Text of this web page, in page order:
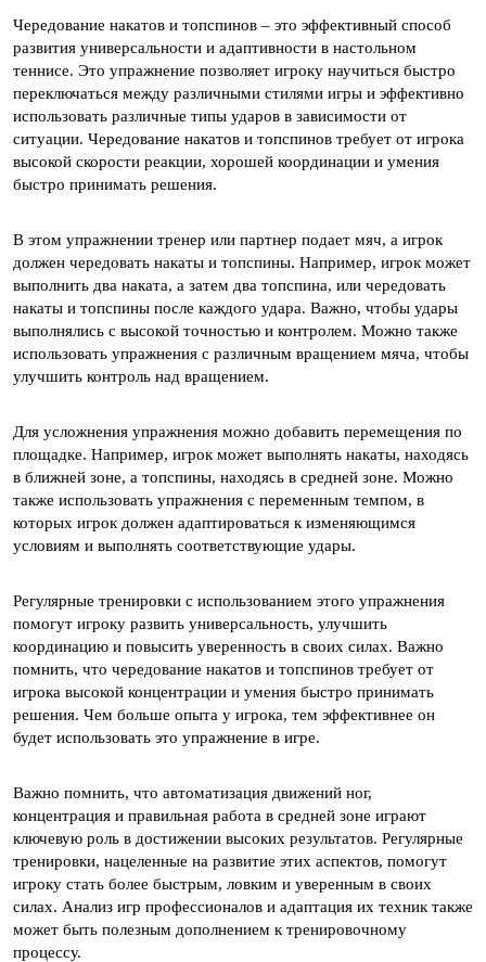
Чередование накатов и топспинов – это эффективный способ
развития универсальности и адаптивности в настольном
теннисе. Это упражнение позволяет игроку научиться быстро
переключаться между различными стилями игры и эффективно
использовать различные типы ударов в зависимости от
ситуации. Чередование накатов и топспинов требует от игрока
высокой скорости реакции, хорошей координации и умения
быстро принимать решения.
В этом упражнении тренер или партнер подает мяч, а игрок
должен чередовать накаты и топспины. Например, игрок может
выполнить два наката, а затем два топспина, или чередовать
накаты и топспины после каждого удара. Важно, чтобы удары
выполнялись с высокой точностью и контролем. Можно также
использовать упражнения с различным вращением мяча, чтобы
улучшить контроль над вращением.
Для усложнения упражнения можно добавить перемещения по
площадке. Например, игрок может выполнять накаты, находясь
в ближней зоне, а топспины, находясь в средней зоне. Можно
также использовать упражнения с переменным темпом, в
которых игрок должен адаптироваться к изменяющимся
условиям и выполнять соответствующие удары.
Регулярные тренировки с использованием этого упражнения
помогут игроку развить универсальность, улучшить
координацию и повысить уверенность в своих силах. Важно
помнить, что чередование накатов и топспинов требует от
игрока высокой концентрации и умения быстро принимать
решения. Чем больше опыта у игрока, тем эффективнее он
будет использовать это упражнение в игре.
Важно помнить, что автоматизация движений ног,
концентрация и правильная работа в средней зоне играют
ключевую роль в достижении высоких результатов. Регулярные
тренировки, нацеленные на развитие этих аспектов, помогут
игроку стать более быстрым, ловким и уверенным в своих
силах. Анализ игр профессионалов и адаптация их техник также
может быть полезным дополнением к тренировочному
процессу.